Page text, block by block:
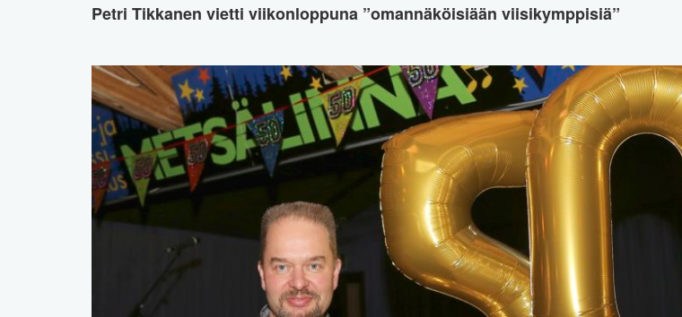
Petri Tikkanen vietti viikonloppuna ”omannäköisiään viisikymppisiä”